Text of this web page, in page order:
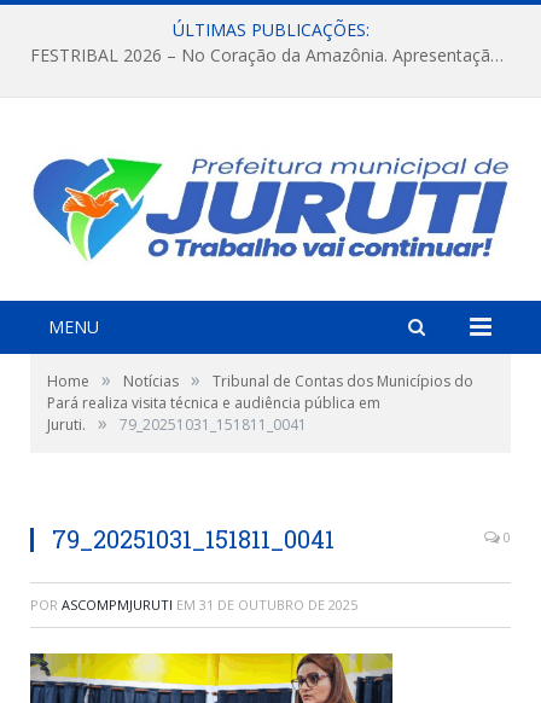
ÚLTIMAS PUBLICAÇÕES:
FESTRIBAL 2026 – No Coração da Amazônia. Apresentação da Munduruku.
MENU
Home » Notícias »
Tribunal de Contas dos Municípios do
Pará realiza visita técnica e audiência pública em
Juruti.
» 79_20251031_151811_0041
79_20251031_151811_0041 0
POR ASCOMPMJURUTI EM 31 DE OUTUBRO DE 2025